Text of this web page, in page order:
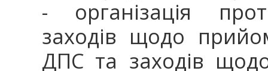
- організація
заходів щодо
ДПС та заходів